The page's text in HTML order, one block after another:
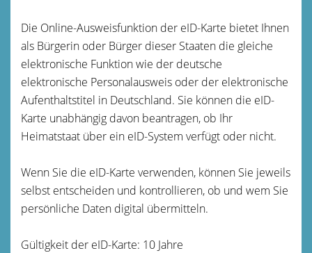
Die Online-Ausweisfunktion der eID-Karte bietet Ihnen
als Bürgerin oder Bürger dieser Staaten die gleiche
elektronische Funktion wie der deutsche
elektronische Personalausweis oder der elektronische
Aufenthaltstitel in Deutschland. Sie können die eID-
Karte unabhängig davon beantragen, ob Ihr
Heimatstaat über ein eID-System verfügt oder nicht.
Wenn Sie die eID-Karte verwenden, können Sie jeweils
selbst entscheiden und kontrollieren, ob und wem Sie
persönliche Daten digital übermitteln.
Gültigkeit der eID-Karte: 10 Jahre